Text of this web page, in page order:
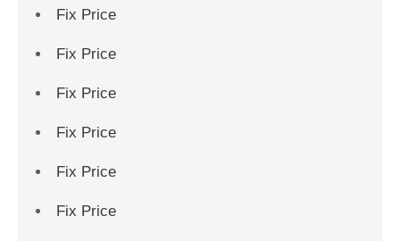
Fix Price
Fix Price
Fix Price
Fix Price
Fix Price
Fix Price